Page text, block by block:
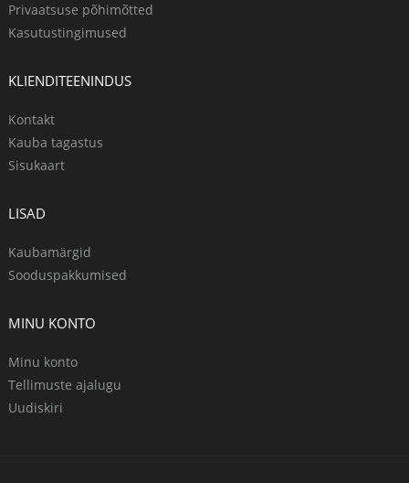
Privaatsuse põhimõtted
Kasutustingimused
KLIENDITEENINDUS
Kontakt
Kauba tagastus
Sisukaart
LISAD
Kaubamärgid
Sooduspakkumised
MINU KONTO
Minu konto
Tellimuste ajalugu
Uudiskiri